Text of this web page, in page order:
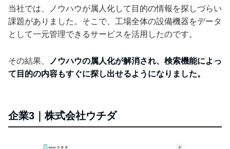
当社では、ノウハウが属人化して目的の情報を探しづらい
課題がありました。そこで、工場全体の設備機器をデータ
として一元管理できるサービスを活用したのです。
その結果、
ノウハウの属人化が解消され、検索機能によっ
て目的の内容もすぐに探し出せるようになりました。
企業3｜株式会社ウチダ